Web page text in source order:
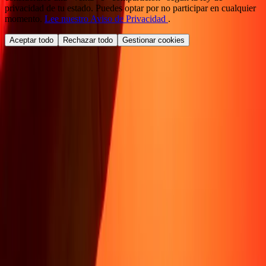
privacidad de tu estado. Puedes optar por no participar en cualquier
momento. Lee nuestro Aviso de Privacidad .
Aceptar todo Rechazar todo Gestionar cookies